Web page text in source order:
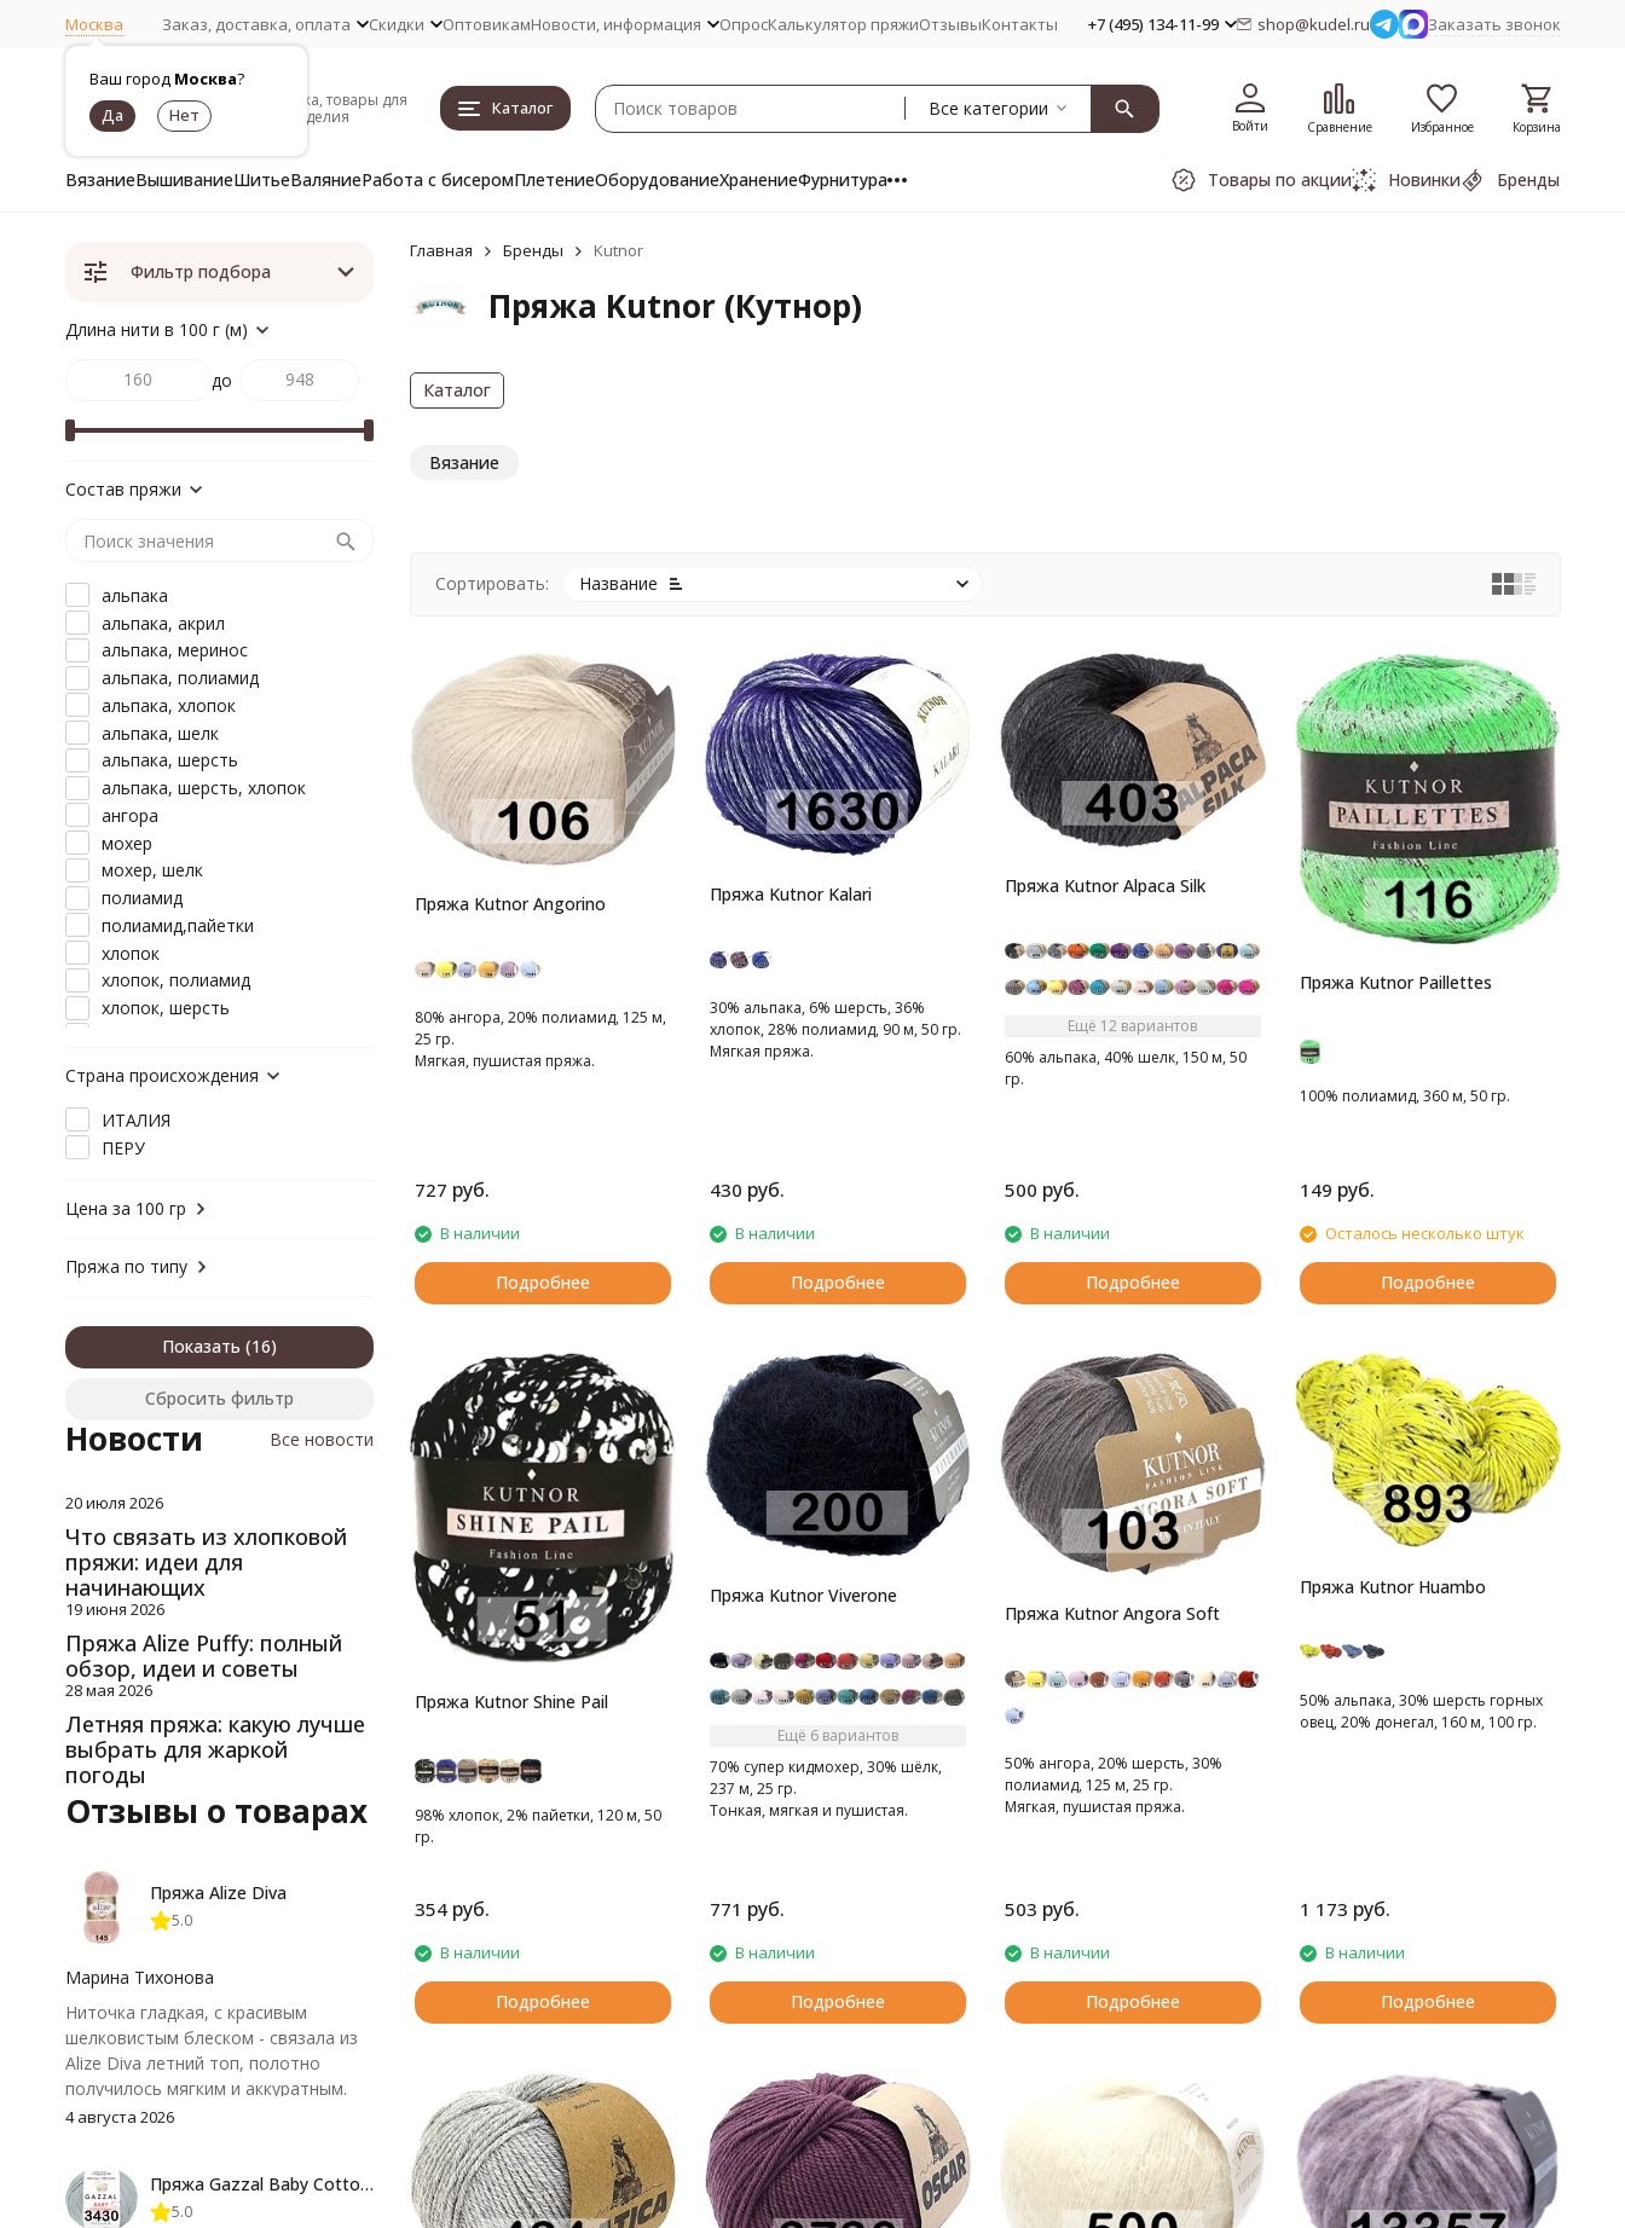
Москва
Ваш город Москва?
Заказ, доставка, оплата Скидки ОптовикамНовости, информация ОпросКалькулятор пряжиОтзывыКонтакты +7 (495) 134-11-99 shop@kudel.ru Заказать звонок
Пряжа, товары для
рукоделия
Каталог Все категории
Войти Сравнение Избранное Корзина
ВязаниеВышиваниеШитьеВаляниеРабота с бисеромПлетениеОборудованиеХранениеФурнитура Товары по акции Новинки Бренды
Главная Бренды Kutnor
Пряжа Kutnor (Кутнор)
Каталог
Вязание
Сортировать: Название
Пряжа Kutnor Angorino
80% ангора, 20% полиамид, 125 м,
25 гр.
Мягкая, пушистая пряжа.
727 руб.
В наличии
Подробнее
Пряжа Kutnor Kalari
30% альпака, 6% шерсть, 36%
хлопок, 28% полиамид, 90 м, 50 гр.
Мягкая пряжа.
430 руб.
В наличии
Подробнее
Пряжа Kutnor Alpaca Silk
Ещё 12 вариантов
60% альпака, 40% шелк, 150 м, 50
гр.
500 руб.
В наличии
Подробнее
Пряжа Kutnor Paillettes
100% полиамид, 360 м, 50 гр.
149 руб.
Осталось несколько штук
Подробнее
Пряжа Kutnor Shine Pail
98% хлопок, 2% пайетки, 120 м, 50
гр.
354 руб.
В наличии
Подробнее
Пряжа Kutnor Viverone
Ещё 6 вариантов
70% супер кидмохер, 30% шёлк,
237 м, 25 гр.
Тонкая, мягкая и пушистая.
771 руб.
В наличии
Подробнее
Пряжа Kutnor Angora Soft
50% ангора, 20% шерсть, 30%
полиамид, 125 м, 25 гр.
Мягкая, пушистая пряжа.
503 руб.
В наличии
Подробнее
Пряжа Kutnor Huambo
50% альпака, 30% шерсть горных
овец, 20% донегал, 160 м, 100 гр.
1 173 руб.
В наличии
Подробнее
Фильтр подбора
Длина нити в 100 г (м)
до
Состав пряжи
альпака
альпака, акрил
альпака, меринос
альпака, полиамид
альпака, хлопок
альпака, шелк
альпака, шерсть
альпака, шерсть, хлопок
ангора
мохер
мохер, шелк
полиамид
полиамид,пайетки
хлопок
хлопок, полиамид
хлопок, шерсть
шерсть, полиамид
шерсть, хлопок
Страна происхождения
ИТАЛИЯ
ПЕРУ
Цена за 100 гр
Пряжа по типу
Показать
Сбросить фильтр
Новости Все новости
20 июля 2026
Что связать из хлопковой
пряжи: идеи для
начинающих
19 июня 2026
Пряжа Alize Puffy: полный
обзор, идеи и советы
28 мая 2026
Летняя пряжа: какую лучше
выбрать для жаркой
погоды
Отзывы о товарах
Пряжа Alize Diva
5.0
Марина Тихонова
Ниточка гладкая, с красивым
шелковистым блеском - связала из
Alize Diva летний топ, полотно
получилось мягким и аккуратным.
Петли хорошо видны, вяжется
нюанс - пряжа немного скользит и
иногда расслаивается, пришлось
4 августа 2026
Пряжа Gazzal Baby Cotton 25
5.0